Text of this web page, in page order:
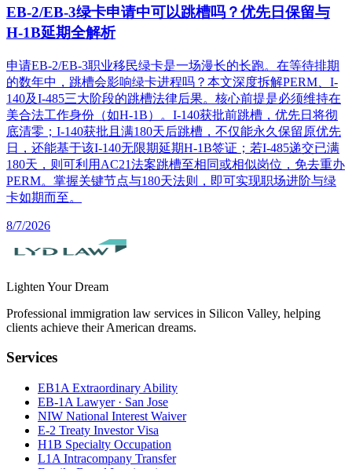
EB-2/EB-3绿卡申请中可以跳槽吗？优先日保留与
H-1B延期全解析
申请EB-2/EB-3职业移民绿卡是一场漫长的长跑。在等待排期
的数年中，跳槽会影响绿卡进程吗？本文深度拆解PERM、I-
140及I-485三大阶段的跳槽法律后果。核心前提是必须维持在
美合法工作身份（如H-1B）。I-140获批前跳槽，优先日将彻
底清零；I-140获批且满180天后跳槽，不仅能永久保留原优先
日，还能基于该I-140无限期延期H-1B签证；若I-485递交已满
180天，则可利用AC21法案跳槽至相同或相似岗位，免去重办
PERM。掌握关键节点与180天法则，即可实现职场进阶与绿
卡如期而至。
8/7/2026
Lighten Your Dream
Professional immigration law services in Silicon Valley, helping
clients achieve their American dreams.
Services
EB1A Extraordinary Ability
EB-1A Lawyer · San Jose
NIW National Interest Waiver
E-2 Treaty Investor Visa
H1B Specialty Occupation
L1A Intracompany Transfer